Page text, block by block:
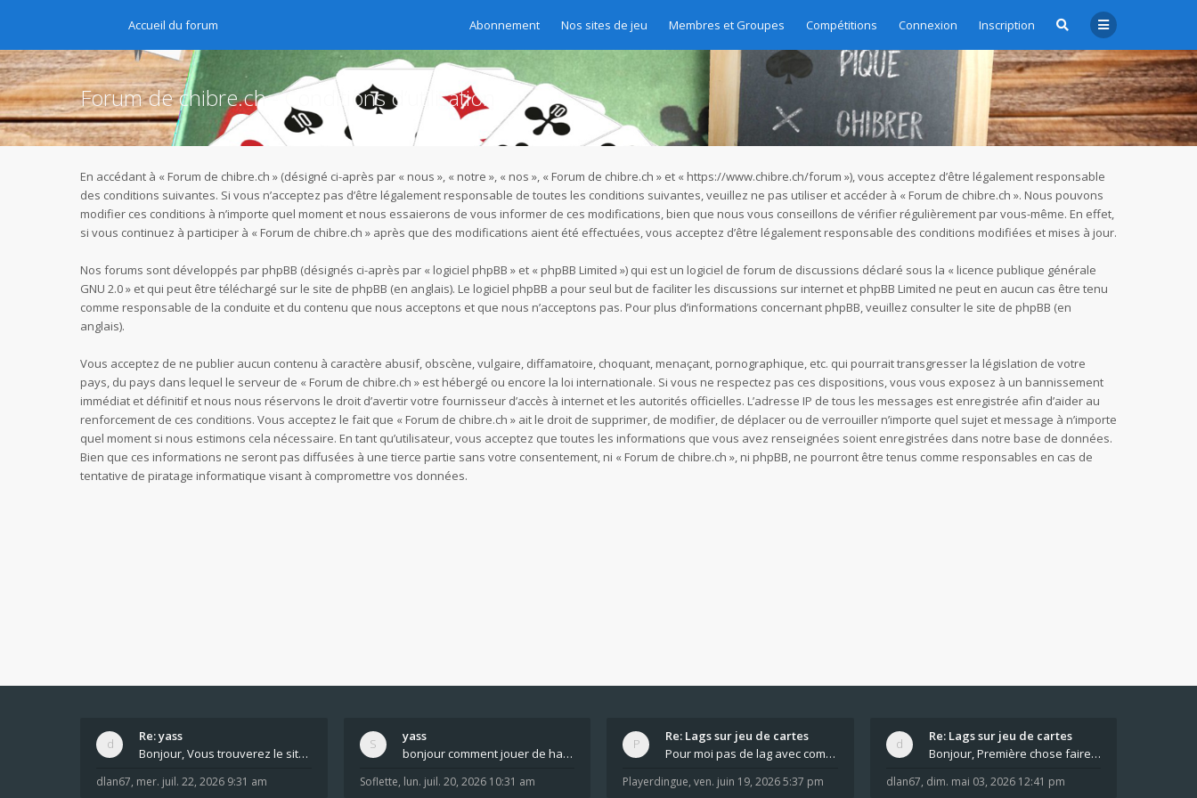
Abonnement Nos sites de jeu Membres et Groupes Compétitions Connexion Inscription
Accueil du forum
Forum de chibre.ch - Conditions d’utilisation
En accédant à « Forum de chibre.ch » (désigné ci-après par « nous », « notre », « nos », « Forum de chibre.ch » et « https://www.chibre.ch/forum »), vous acceptez d’être légalement responsable
des conditions suivantes. Si vous n’acceptez pas d’être légalement responsable de toutes les conditions suivantes, veuillez ne pas utiliser et accéder à « Forum de chibre.ch ». Nous pouvons
modifier ces conditions à n’importe quel moment et nous essaierons de vous informer de ces modifications, bien que nous vous conseillons de vérifier régulièrement par vous-même. En effet,
si vous continuez à participer à « Forum de chibre.ch » après que des modifications aient été effectuées, vous acceptez d’être légalement responsable des conditions modifiées et mises à jour.
Nos forums sont développés par phpBB (désignés ci-après par « logiciel phpBB » et « phpBB Limited ») qui est un logiciel de forum de discussions déclaré sous la « licence publique générale
GNU 2.0» et qui peut être téléchargé sur le site de phpBB (en anglais). Le logiciel phpBB a pour seul but de faciliter les discussions sur internet et phpBB Limited ne peut en aucun cas être tenu
comme responsable de la conduite et du contenu que nous acceptons et que nous n’acceptons pas. Pour plus d’informations concernant phpBB, veuillez consulter le site de phpBB (en
anglais).
Vous acceptez de ne publier aucun contenu à caractère abusif, obscène, vulgaire, diffamatoire, choquant, menaçant, pornographique, etc. qui pourrait transgresser la législation de votre
pays, du pays dans lequel le serveur de « Forum de chibre.ch » est hébergé ou encore la loi internationale. Si vous ne respectez pas ces dispositions, vous vous exposez à un bannissement
immédiat et définitif et nous nous réservons le droit d’avertir votre fournisseur d’accès à internet et les autorités officielles. L’adresse IP de tous les messages est enregistrée afin d’aider au
renforcement de ces conditions. Vous acceptez le fait que « Forum de chibre.ch » ait le droit de supprimer, de modifier, de déplacer ou de verrouiller n’importe quel sujet et message à n’importe
quel moment si nous estimons cela nécessaire. En tant qu’utilisateur, vous acceptez que toutes les informations que vous avez renseignées soient enregistrées dans notre base de données.
Bien que ces informations ne seront pas diffusées à une tierce partie sans votre consentement, ni « Forum de chibre.ch », ni phpBB, ne pourront être tenus comme responsables en cas de
tentative de piratage informatique visant à compromettre vos données.
Re: yass
Bonjour, Vous trouverez le site ici dans le foru
dlan67, mer. juil. 22, 2026 9:31 am
yass
bonjour comment jouer de haut en bas tout atout mi
Soflette, lun. juil. 20, 2026 10:31 am
Re: Lags sur jeu de cartes
Pour moi pas de lag avec comme navigateur Chrome
Playerdingue, ven. juin 19, 2026 5:37 pm
Re: Lags sur jeu de cartes
Bonjour, Première chose faire un arrêt complet de
dlan67, dim. mai 03, 2026 12:41 pm